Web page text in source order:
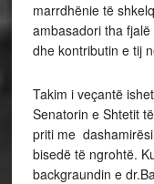
marrdhënie të
ambasadori tha
dhe kontributin e tij
Takim i veçantë
Senatorin e Shtetit
priti me
bisedë të ngrohtë.
backgraundin e